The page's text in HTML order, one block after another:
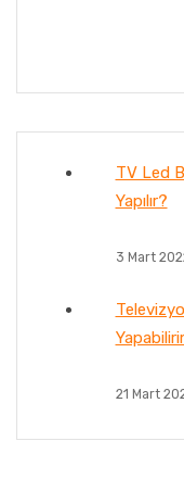
TV Led
Yapılır?
3 Mart
21 Mart